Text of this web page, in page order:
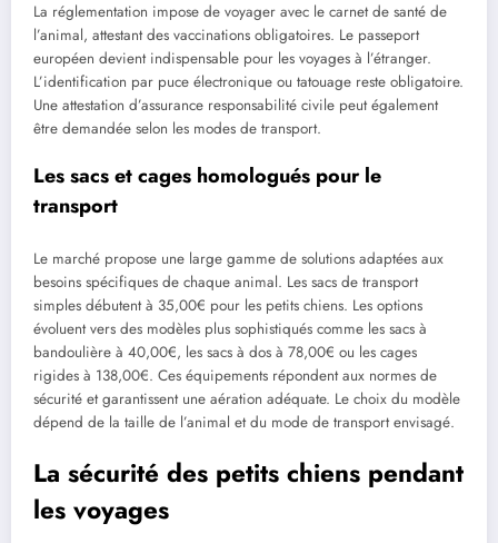
La réglementation impose de voyager avec le carnet de santé de
l’animal, attestant des vaccinations obligatoires. Le passeport
européen devient indispensable pour les voyages à l’étranger.
L’identification par puce électronique ou tatouage reste obligatoire.
Une attestation d’assurance responsabilité civile peut également
être demandée selon les modes de transport.
Les sacs et cages homologués pour le
transport
Le marché propose une large gamme de solutions adaptées aux
besoins spécifiques de chaque animal. Les sacs de transport
simples débutent à 35,00€ pour les petits chiens. Les options
évoluent vers des modèles plus sophistiqués comme les sacs à
bandoulière à 40,00€, les sacs à dos à 78,00€ ou les cages
rigides à 138,00€. Ces équipements répondent aux normes de
sécurité et garantissent une aération adéquate. Le choix du modèle
dépend de la taille de l’animal et du mode de transport envisagé.
La sécurité des petits chiens pendant
les voyages